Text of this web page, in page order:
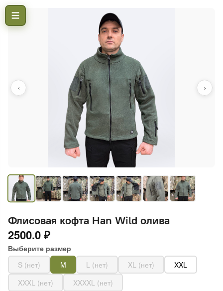
‹ ›
Флисовая кофта Han Wild олива
2500.0 ₽
Выберите размер
S (нет)
M L (нет) XL (нет)
XXL
XXXL (нет)
XXXXL (нет)